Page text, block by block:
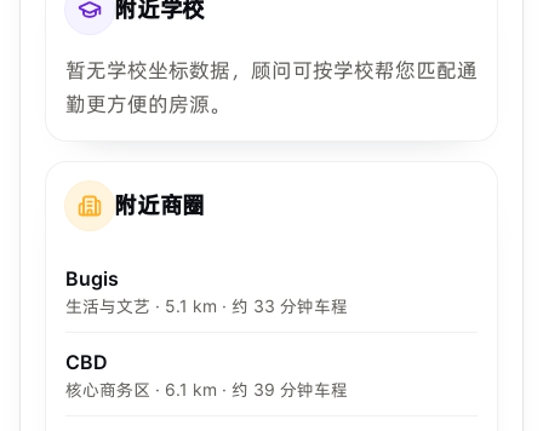
附近学校
暂无学校坐标数据，顾问可按学校帮您匹配通
勤更方便的房源。
附近商圈
Bugis
生活与文艺 · 5.1 km · 约 33 分钟车程
CBD
核心商务区 · 6.1 km · 约 39 分钟车程